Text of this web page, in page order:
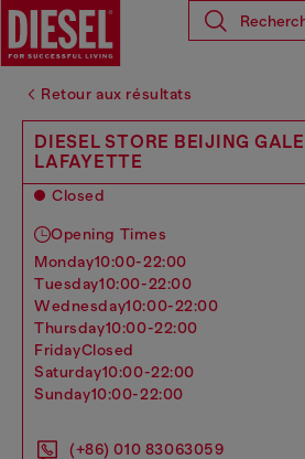
Retour aux résultats
DIESEL STORE BEIJING
LAFAYETTE
Closed
Opening Times
monday10:00-22:00
tuesday10:00-22:00
wednesday10:00-22:00
thursday10:00-22:00
fridayClosed
saturday10:00-22:00
sunday10:00-22:00
(+86) 010 83063059